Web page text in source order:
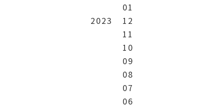
01
2023
12
11
10
09
08
07
06